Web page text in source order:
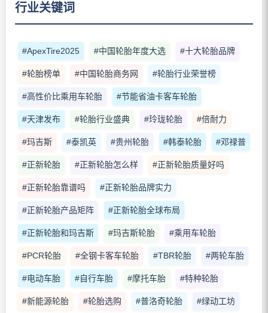
行业关键词
#ApexTire2025 #中国轮胎年度大选 #十大轮胎品牌
#轮胎榜单 #中国轮胎商务网 #轮胎行业荣誉榜
#高性价比乘用车轮胎 #节能省油卡客车轮胎
#天津发布 #轮胎行业盛典 #玲珑轮胎 #倍耐力
#玛吉斯 #泰凯英 #贵州轮胎 #韩泰轮胎 #邓禄普
#正新轮胎 #正新轮胎怎么样 #正新轮胎质量好吗
#正新轮胎靠谱吗 #正新轮胎品牌实力
#正新轮胎产品矩阵 #正新轮胎全球布局
#正新轮胎和玛吉斯 #玛吉斯轮胎 #乘用车轮胎
#PCR轮胎 #全钢卡客车轮胎 #TBR轮胎 #两轮车胎
#电动车胎 #自行车胎 #摩托车胎 #特种轮胎
#新能源轮胎 #轮胎选购 #普洛奇轮胎 #绿动工坊